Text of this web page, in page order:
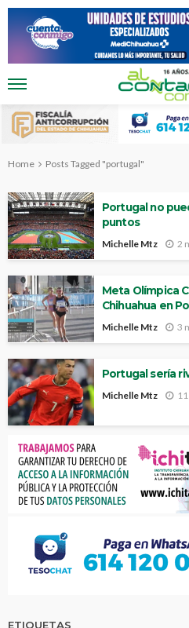
Home Posts Tagged "portugal"
Portugal no
puntos
Michelle Mtz 2
Meta Olímpica
Chihuahua en
Michelle Mtz 3
Portugal sería
Michelle Mtz
ETIQUETAS